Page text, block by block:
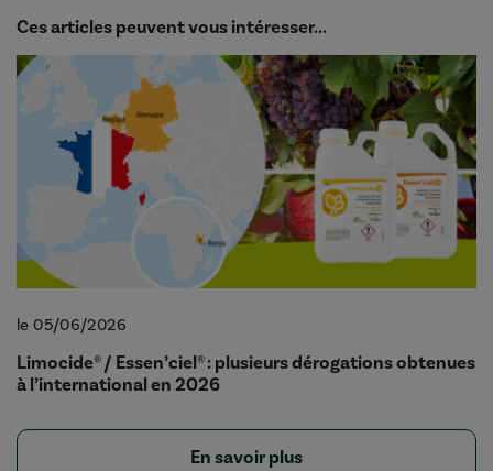
Ces articles peuvent vous intéresser...
le 05/06/2026
Limocide® / Essen’ciel® : plusieurs dérogations obtenues
à l’international en 2026
En savoir plus